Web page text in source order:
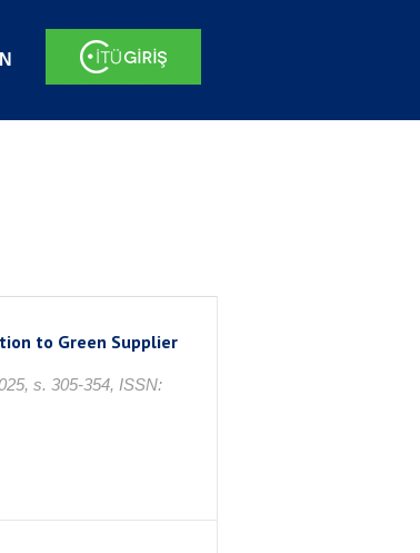
to Green Supplier
s. 305-354, ISSN: